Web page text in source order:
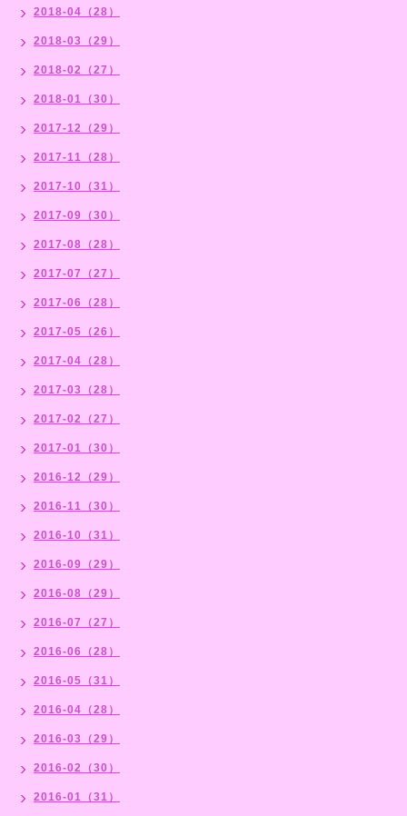
2018-04（28）
2018-03（29）
2018-02（27）
2018-01（30）
2017-12（29）
2017-11（28）
2017-10（31）
2017-09（30）
2017-08（28）
2017-07（27）
2017-06（28）
2017-05（26）
2017-04（28）
2017-03（28）
2017-02（27）
2017-01（30）
2016-12（29）
2016-11（30）
2016-10（31）
2016-09（29）
2016-08（29）
2016-07（27）
2016-06（28）
2016-05（31）
2016-04（28）
2016-03（29）
2016-02（30）
2016-01（31）